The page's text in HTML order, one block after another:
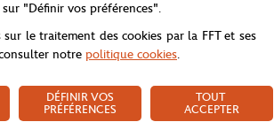
10,50 €
WILSON 8,00
"Définir vos préférences".
le traitement des cookies par la FFT et ses
notre politique cookies.
DÉFINIR VOS
PRÉFÉRENCES
TOUT
ACCEPTER